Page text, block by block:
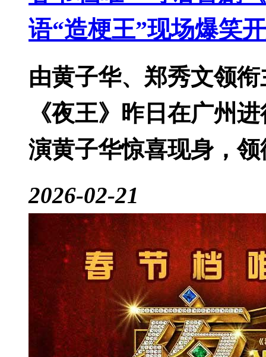
语“造梗王”现场爆笑
由黄子华、郑秀文领
《夜王》昨日在广州
演黄子华惊喜现身，
2026-02-21